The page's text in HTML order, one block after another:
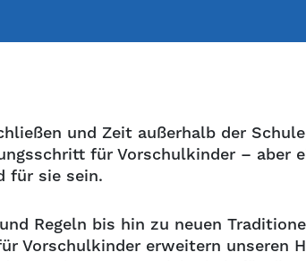
und Zeit außerhalb der
für Vorschulkinder – aber
für sie sein.
Regeln bis hin zu neuen
Vorschulkinder erweitern unseren